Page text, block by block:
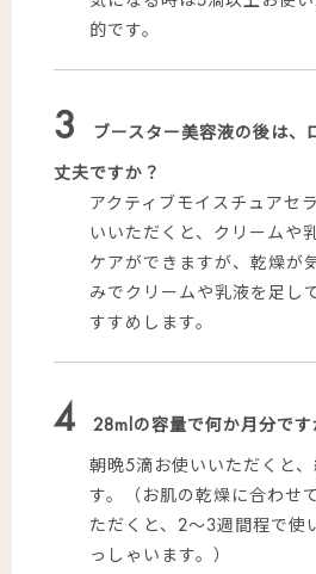
的です。
3 ブースター美容液の後は、
丈夫ですか？
アクティブモイスチュアセ
いいただくと、クリームや
ケアができますが、乾燥が
みでクリームや乳液を足し
すすめします。
4 28mlの容量で何か月分です
朝晩5滴お使いいただくと
す。（お肌の乾燥に合わせ
ただくと、2～3週間程で使
っしゃいます。）